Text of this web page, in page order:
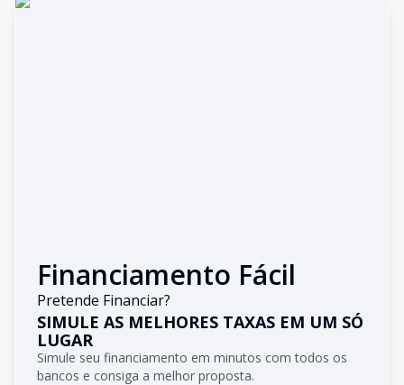
Financiamento Fácil
Pretende Financiar?
SIMULE AS MELHORES TAXAS EM UM SÓ
LUGAR
Simule seu financiamento em minutos com todos os
bancos e consiga a melhor proposta.